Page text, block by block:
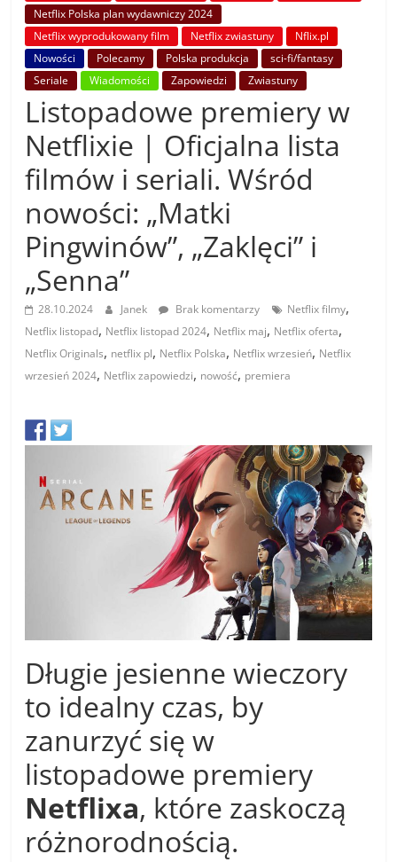
Netflix Polska plan wydawniczy 2024
Netflix wyprodukowany film
Netflix zwiastuny
Nflix.pl
Nowości
Polecamy Polska produkcja
sci-fi/fantasy
Seriale
Wiadomości Zapowiedzi Zwiastuny
Listopadowe premiery w
Netflixie | Oficjalna lista
filmów i seriali. Wśród
nowości: „Matki
Pingwinów”, „Zaklęci” i
„Senna”
28.10.2024 Janek Brak komentarzy Netflix filmy,
Netflix listopad, Netflix listopad 2024, Netflix maj, Netflix oferta,
Netflix Originals, netflix pl, Netflix Polska, Netflix wrzesień, Netflix
wrzesień 2024, Netflix zapowiedzi, nowość, premiera
Długie jesienne wieczory
to idealny czas, by
zanurzyć się w
listopadowe premiery
Netflixa, które zaskoczą
różnorodnością.